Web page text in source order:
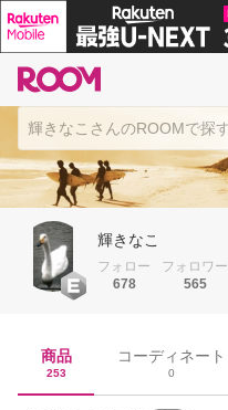
輝きなこ
フォロー
678
フォロワー
565
商品
253
コーディネート
0